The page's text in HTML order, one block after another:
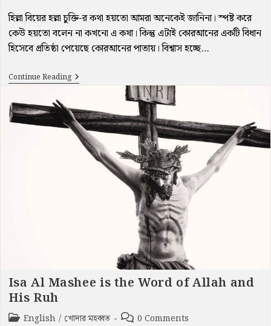
হিল্লা বিয়ের হল্লা চুক্তি-র কথা হয়তো আমরা অনেকেই জানিনা। স্পষ্ট করে
কেউ হয়তো বলেন না কখনো এ কথা। কিন্তু এটাই কোরআনের একটি বিধান
হিসেবে প্রতিষ্ঠা পেয়েছে কোরআনের পাতায়। বিশ্বাস হচ্ছে…
Continue Readingহিল্লা
বিয়ের
চুক্তি
Isa Al Mashee is the Word of Allah and
His Ruh
PostEnglish / খোদার মহব্বত
Post0 Comments